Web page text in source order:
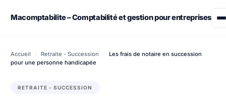
Macomptabilite – Comptabilité et gestion pour entreprises
Assurance
Accueil / Retraite - Succession /
Les frais de notaire en succession
pour une personne handicapée
RETRAITE - SUCCESSION